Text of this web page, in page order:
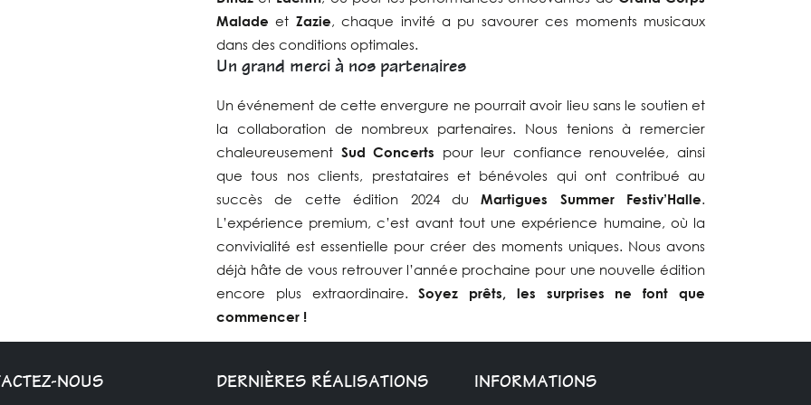
Malade et Zazie, chaque invité a pu savourer ces moments musicaux
dans des conditions optimales.
Un grand merci à nos partenaires
Un événement de cette envergure ne pourrait avoir lieu sans le soutien et
la collaboration de nombreux partenaires. Nous tenions à remercier
chaleureusement Sud Concerts pour leur confiance renouvelée, ainsi
que tous nos clients, prestataires et bénévoles qui ont contribué au
succès de cette édition 2024 duMartigues Summer Festiv’Halle.
L’expérience premium, c’est avant tout une expérience humaine, où la
convivialité est essentielle pour créer des moments uniques. Nous avons
déjà hâte de vous retrouver l’année prochaine pour une nouvelle édition
encore plus extraordinaire.Soyez prêts, les surprises ne font que
commencer !
NOUS DERNIÈRES RÉALISATIONS INFORMATIONS